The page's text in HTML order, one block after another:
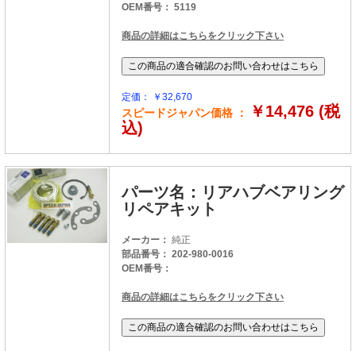
OEM番号： 5119
商品の詳細はこちらをクリック下さい
定価： ￥32,670
スピードジャパン価格 ：
￥14,476 (税
込)
パーツ名：リアハブベアリング
リペアキット
メーカー： 純正
部品番号： 202-980-0016
OEM番号：
商品の詳細はこちらをクリック下さい